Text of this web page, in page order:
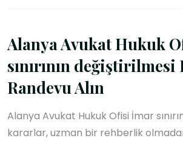
Alanya Avukat Hukuk
sınırının değiştirilmesi
Randevu Alın
Alanya Avukat Hukuk Ofisi İmar
kararlar, uzman bir rehberlik